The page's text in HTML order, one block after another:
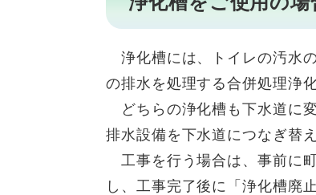
浄化槽には、トイレの汚水
の排水を処理する合併処理浄
どちらの浄化槽も下水道に
排水設備を下水道につなぎ替
工事を行う場合は、事前に
し、工事完了後に「浄化槽廃